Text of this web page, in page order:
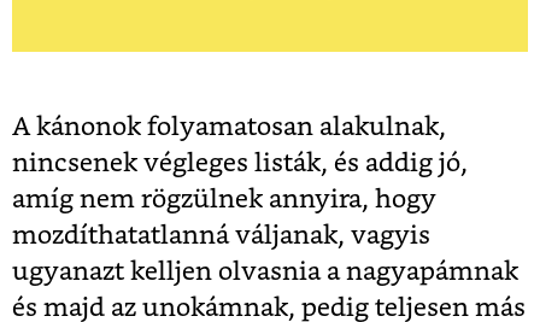
A kánonok folyamatosan alakulnak,
nincsenek végleges listák, és addig jó,
amíg nem rögzülnek annyira, hogy
mozdíthatatlanná váljanak, vagyis
ugyanazt kelljen olvasnia a nagyapámnak
és majd az unokámnak, pedig teljesen más